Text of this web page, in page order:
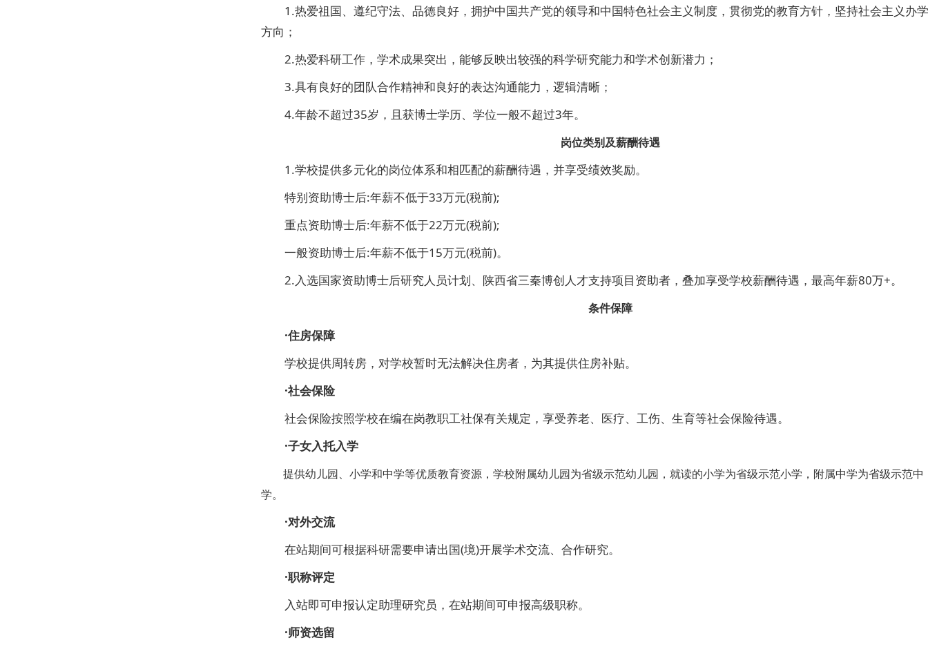
1.热爱祖国、遵纪守法、品德良好，拥护中国共产党的领导和中国特色社会主义制度，贯彻党的教育方针，坚持社会主义办学
方向；
2.热爱科研工作，学术成果突出，能够反映出较强的科学研究能力和学术创新潜力；
3.具有良好的团队合作精神和良好的表达沟通能力，逻辑清晰；
4.年龄不超过35岁，且获博士学历、学位一般不超过3年。
岗位类别及薪酬待遇
1.学校提供多元化的岗位体系和相匹配的薪酬待遇，并享受绩效奖励。
特别资助博士后:年薪不低于33万元(税前);
重点资助博士后:年薪不低于22万元(税前);
一般资助博士后:年薪不低于15万元(税前)。
2.入选国家资助博士后研究人员计划、陕西省三秦博创人才支持项目资助者，叠加享受学校薪酬待遇，最高年薪80万+。
条件保障
·住房保障
学校提供周转房，对学校暂时无法解决住房者，为其提供住房补贴。
·社会保险
社会保险按照学校在编在岗教职工社保有关规定，享受养老、医疗、工伤、生育等社会保险待遇。
·子女入托入学
提供幼儿园、小学和中学等优质教育资源，学校附属幼儿园为省级示范幼儿园，就读的小学为省级示范小学，附属中学为省级示范中
学。
·对外交流
在站期间可根据科研需要申请出国(境)开展学术交流、合作研究。
·职称评定
入站即可申报认定助理研究员，在站期间可申报高级职称。
·师资选留